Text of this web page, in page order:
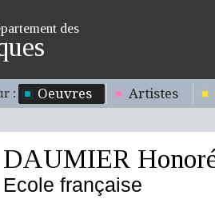
des
: Oeuvres Artistes
DAUMIER
Ecole française